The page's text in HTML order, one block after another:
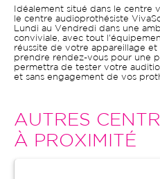
Idéalement situé dans le centre
le centre audioprothésiste
Lundi au Vendredi dans une
conviviale, avec tout
réussite de votre appareillage
prendre rendez-vous pour une
permettra de tester votre
et sans engagement de vos
AUTRES
À PROXIMITÉ